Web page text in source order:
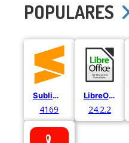
POPULARES
Sublime Text
4169
LibreOffice
24.2.2